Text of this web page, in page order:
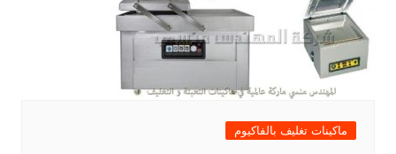
ماكينات تغليف بالفاكيوم